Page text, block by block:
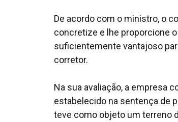
De acordo com o ministro, o
concretize e lhe proporcione
suficientemente vantajoso
corretor.
Na sua avaliação, a empresa
estabelecido na sentença de
teve como objeto um terreno